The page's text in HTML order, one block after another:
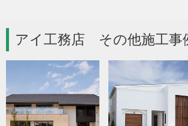
アイ工務店 その他施工